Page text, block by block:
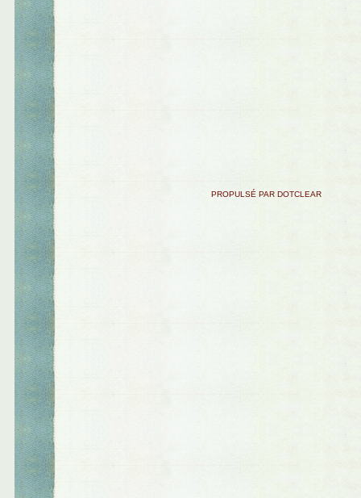
PROPULSÉ PAR DOTCLEAR